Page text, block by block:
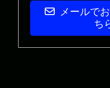
メールで
ち